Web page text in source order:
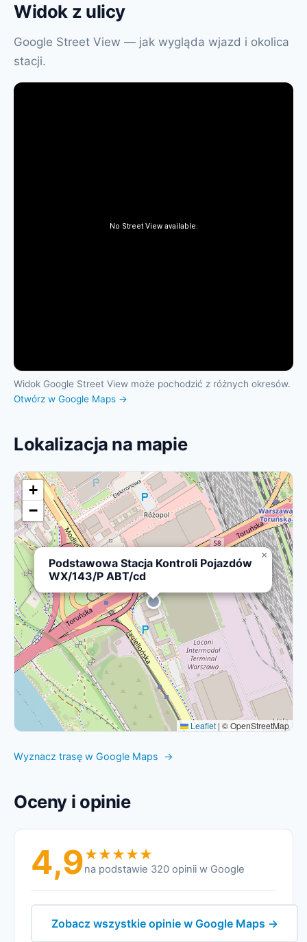
Widok z ulicy
Google Street View — jak wygląda wjazd i okolica
stacji.
Widok Google Street View może pochodzić z różnych okresów.
Otwórz w Google Maps →
Lokalizacja na mapie
Podstawowa Stacja Kontroli Pojazdów
WX/143/P ABT/cd
×
+
−
Leaflet | © OpenStreetMap
Wyznacz trasę w Google Maps →
Oceny i opinie
4,9na podstawie 320 opinii w Google
Zobacz wszystkie opinie w Google Maps →